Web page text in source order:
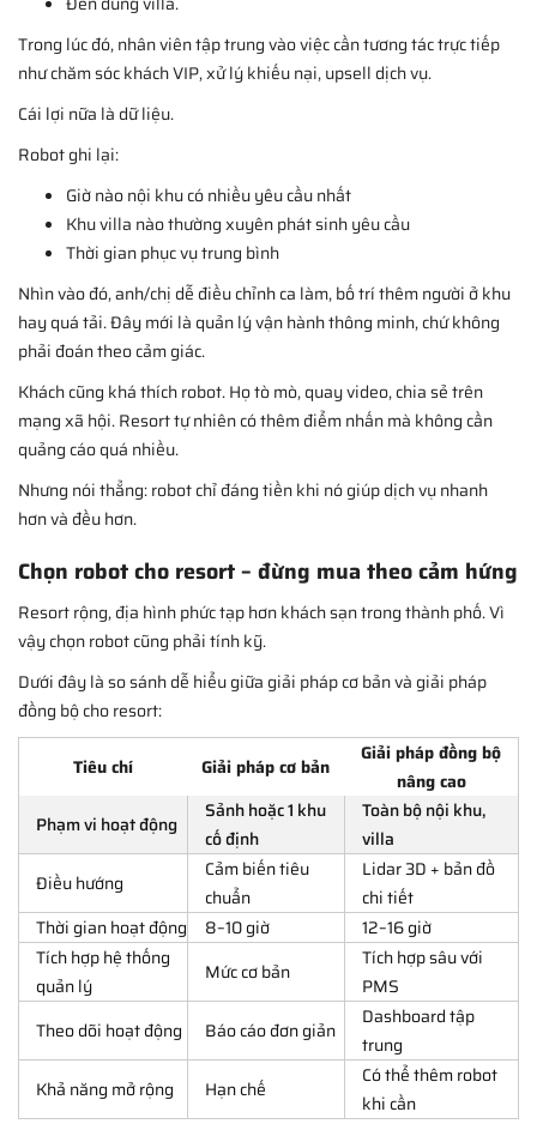
Trong lúc đó, nhân viên tập trung vào việc cần tương tác trực tiếp
như chăm sóc khách VIP, xử lý khiếu nại, upsell dịch vụ.
Cái lợi nữa là dữ liệu.
Robot ghi lại:
Giờ nào nội khu có nhiều yêu cầu nhất
Khu villa nào thường xuyên phát sinh yêu cầu
Thời gian phục vụ trung bình
Nhìn vào đó, anh/chị dễ điều chỉnh ca làm, bố trí thêm người ở khu
hay quá tải. Đây mới là quản lý vận hành thông minh, chứ không
phải đoán theo cảm giác.
Khách cũng khá thích robot. Họ tò mò, quay video, chia sẻ trên
mạng xã hội. Resort tự nhiên có thêm điểm nhấn mà không cần
quảng cáo quá nhiều.
Nhưng nói thẳng: robot chỉ đáng tiền khi nó giúp dịch vụ nhanh
hơn và đều hơn.
Chọn robot cho resort – đừng mua theo cảm hứng
Resort rộng, địa hình phức tạp hơn khách sạn trong thành phố. Vì
vậy chọn robot cũng phải tính kỹ.
Dưới đây là so sánh dễ hiểu giữa giải pháp cơ bản và giải pháp
đồng bộ cho resort:
Tiêu chí Giải pháp cơ bản
Giải pháp đồng bộ
nâng cao
Phạm vi hoạt động
Sảnh hoặc 1 khu
cố định
Toàn bộ nội khu,
villa
Điều hướng
Cảm biến tiêu
chuẩn
Lidar 3D + bản đồ
chi tiết
Thời gian hoạt động
8–10 giờ
12–16 giờ
Tích hợp hệ thống
quản lý
Mức cơ bản
Tích hợp sâu với
PMS
Theo dõi hoạt động
Báo cáo đơn giản
Dashboard tập
trung
Khả năng mở rộng
Hạn chế
Có thể thêm robot
khi cần